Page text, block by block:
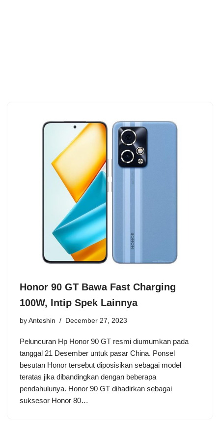
Honor 90 GT Bawa Fast Charging
100W, Intip Spek Lainnya
by Anteshin December 27, 2023
Peluncuran Hp Honor 90 GT resmi diumumkan pada
tanggal 21 Desember untuk pasar China. Ponsel
besutan Honor tersebut diposisikan sebagai model
teratas jika dibandingkan dengan beberapa
pendahulunya. Honor 90 GT dihadirkan sebagai
suksesor Honor 80…